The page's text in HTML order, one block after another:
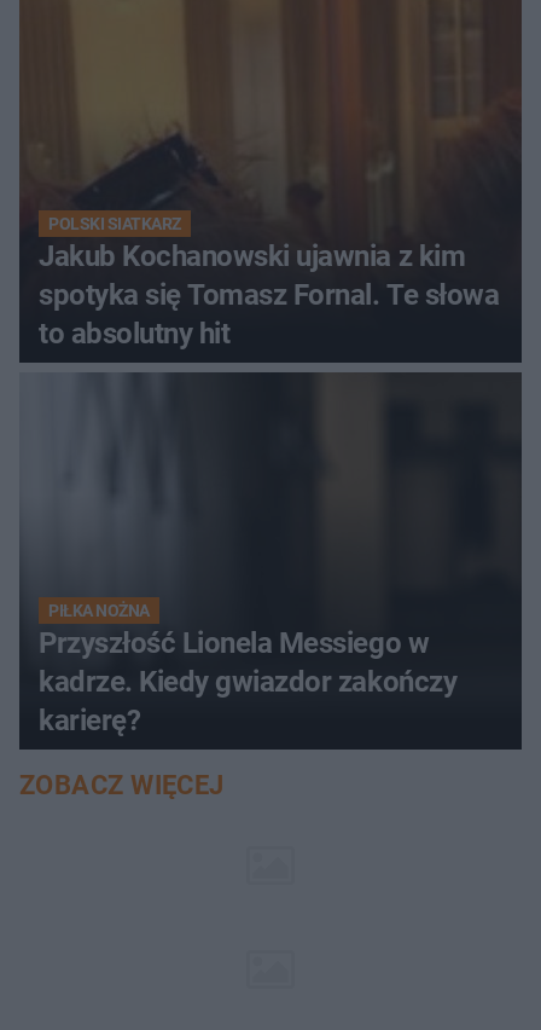
POLSKI SIATKARZ
Jakub Kochanowski ujawnia z kim
spotyka się Tomasz Fornal. Te słowa
to absolutny hit
PIŁKA NOŻNA
Przyszłość Lionela Messiego w
kadrze. Kiedy gwiazdor zakończy
karierę?
ZOBACZ WIĘCEJ